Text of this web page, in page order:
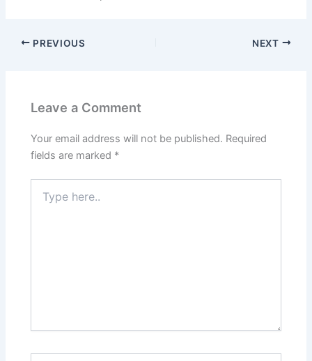
PREVIOUS NEXT
Leave a Comment
Your email address will not be published. Required
fields are marked *
here..